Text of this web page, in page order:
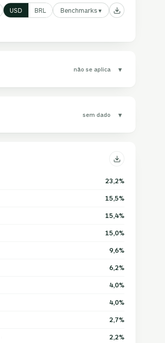
USD BRL Benchmarks ▾
não se aplica ▾
sem dado ▾
23,2%
15,5%
15,4%
15,0%
9,6%
6,2%
4,0%
4,0%
2,7%
2,2%